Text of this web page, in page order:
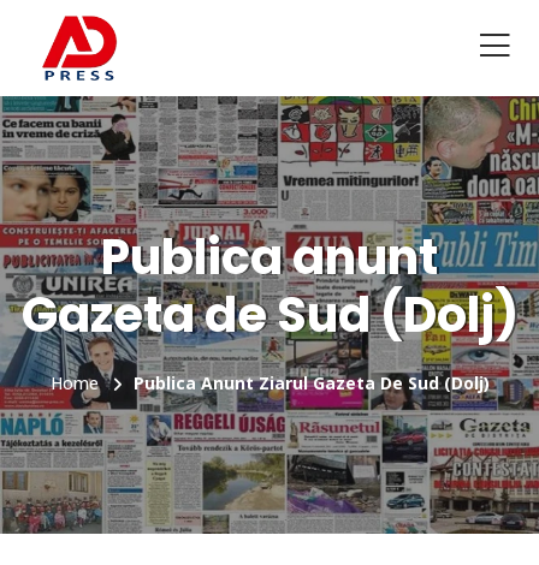
Publica anunt
Gazeta de Sud (Dolj)
Home Publica Anunt Ziarul Gazeta De Sud (Dolj)